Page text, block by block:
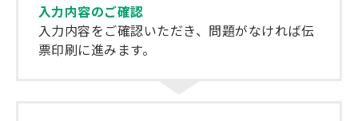
入力内容のご確認
入力内容をご確認いただき、問題がなければ伝
票印刷に進みます。